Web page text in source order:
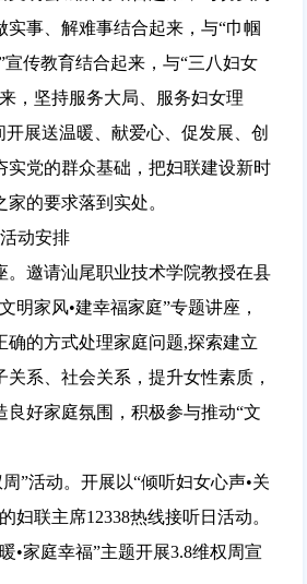
实事、解难事结合起来，与“巾帼
宣传教育结合起来，与“三八妇女
，坚持服务大局、服务妇女理
开展送温暖、献爱心、促发展、创
实党的群众基础，把妇联建设新时
的要求落到实处。
动安排
邀请汕尾职业技术学院教授在县
明家风•建幸福家庭”专题讲座，
确的方式处理家庭问题,探索建立
系、社会关系，提升女性素质，
良好家庭氛围，积极参与推动“文
”活动。开展以“倾听妇女心声•关
妇联主席12338热线接听日活动。
•家庭幸福”主题开展3.8维权周宣